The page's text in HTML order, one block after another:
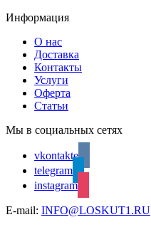
Информация
О нас
Доставка
Контакты
Услуги
Оферта
Статьи
Мы в социальных сетях
vkontakte
telegram
instagram
E-mail: INFO@LOSKUT1.RU